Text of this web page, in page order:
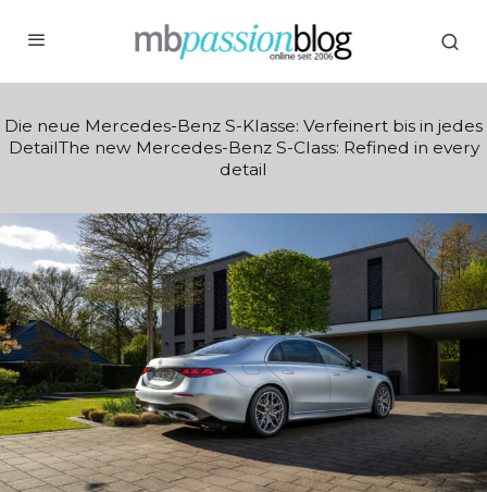
Die neue Mercedes-Benz S-Klasse: Verfeinert bis in jedes
DetailThe new Mercedes-Benz S-Class: Refined in every
detail